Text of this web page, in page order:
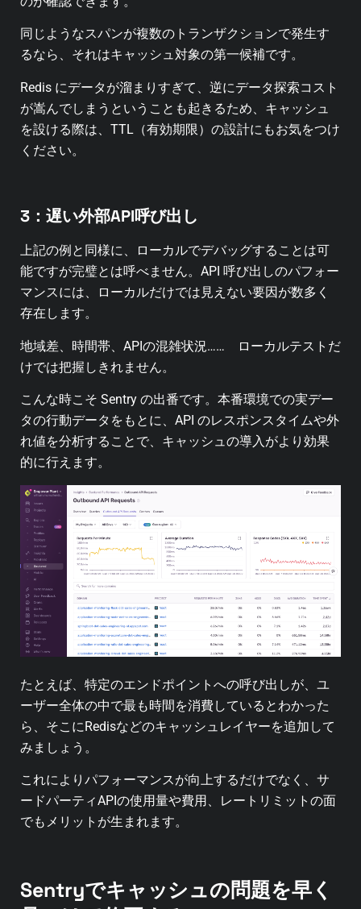
同じようなスパンが複数のトランザクションで発生す
るなら、それはキャッシュ対象の第一候補です。
Redis にデータが溜まりすぎて、逆にデータ探索コスト
が嵩んでしまうということも起きるため、キャッシュ
を設ける際は、TTL（有効期限）の設計にもお気をつけ
ください。
3：遅い外部API呼び出し
上記の例と同様に、ローカルでデバッグすることは可
能ですが完璧とは呼べません。 API 呼び出しのパフォー
マンスには、ローカルだけでは見えない要因が数多く
存在します。
地域差、時間帯、APIの混雑状況…… ローカルテストだ
けでは把握しきれません。
こんな時こそ Sentry の出番です。本番環境での実デー
タの行動データをもとに、API のレスポンスタイムや外
れ値を分析することで、キャッシュの導入がより効果
的に行えます。
たとえば、特定のエンドポイントへの呼び出しが、ユ
ーザー全体の中で最も時間を消費しているとわかった
ら、そこにRedisなどのキャッシュレイヤーを追加して
みましょう。
これによりパフォーマンスが向上するだけでなく、サ
ードパーティAPIの使用量や費用、レートリミットの面
でもメリットが生まれます。
Sentryでキャッシュの問題を早く